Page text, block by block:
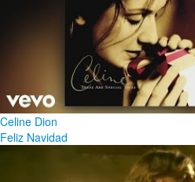
Celine Dion
Feliz Navidad